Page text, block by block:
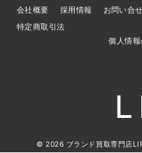
会社概要 採用情報 お問い合せ
特定商取引法
個人情
© 2026 ブランド買取専門店